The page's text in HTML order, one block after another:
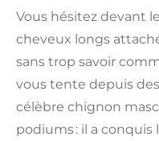
Vous hésitez devant
cheveux longs
sans trop savoir
vous tente depuis
célèbre chignon
podiums : il a conquis